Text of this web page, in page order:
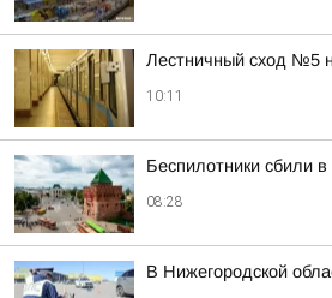
Лестничный сход №5
10:11
Беспилотники сбили
08:28
В Нижегородской